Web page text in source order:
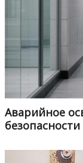
Аварийное